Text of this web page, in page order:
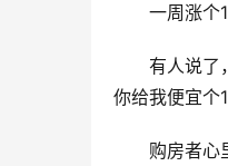
一周涨个
有人说了
你给我便宜个
购房者心